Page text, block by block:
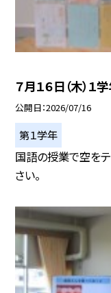
７月１６日（木）
公開日 2026/07/16
第１学年
国語の授業で空をテ
さい。